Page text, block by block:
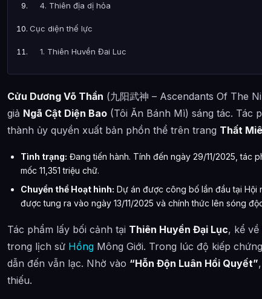
4. Thiên địa dị hỏa
Cục diện thế lực
1. Thiên Huyền Đại Lục
2. Huyền Hoàng Tinh Vực
3. Các Tinh Vực & Tinh Hải khác
4. Thương Hoàng Giới & Vũ Trụ Tinh Không
6. Phi Tiên Đại Lục & Chủ Thế Giới
7. Hỗn Độn Hư Không Hải
Thời không giới diện
Vị trí địa lý thế giới
Tiền tệ & Tinh thạch
Cửu Dương Võ Thần (九阳武神 – Ascendants Of The
giả Ngã Cật Diện Bao (Tôi Ăn Bánh Mì) sáng tác. Tác
thành ủy quyền xuất bản phồn thể trên trang Thất
Tình trạng: Đang tiến hành. Tính đến ngày 29/11/2025, tác
mốc 11,351 triệu chữ.
Chuyển thể Hoạt hình: Dự án được công bố lần đầu tại Hội
được tung ra vào ngày 13/11/2025 và chính thức lên sóng
Tác phẩm lấy bối cảnh tại Thiên Huyền Đại Lục, kể về
trong lịch sử Hồng Mông Giới. Trong lúc độ kiếp
dẫn đến vẫn lạc. Nhờ vào “Hỗn Độn Luân Hồi Quyết”
thiếu.